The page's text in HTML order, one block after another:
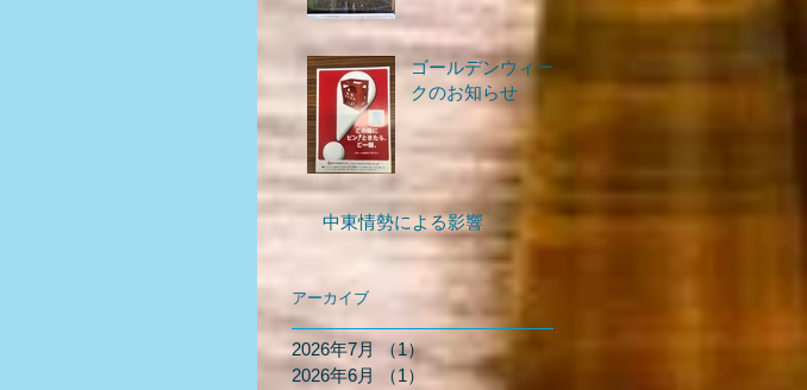
ゴールデンウィー
クのお知らせ
中東情勢による影響
アーカイブ
2026年7月 （1） 1件の記事
2026年6月
（1）
1件の記事